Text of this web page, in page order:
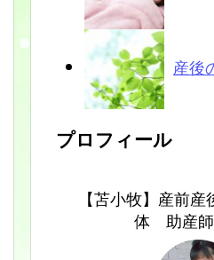
産後
プロフィール
【苫小牧】産前
体 助産師